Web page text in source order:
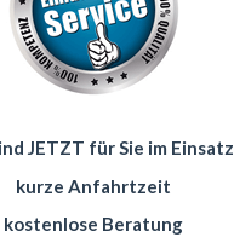
JETZT für Sie im Einsatz
kurze Anfahrtzeit
kostenlose Beratung